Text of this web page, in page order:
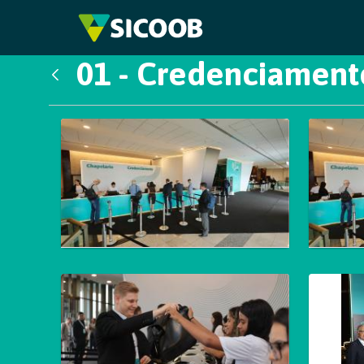
Pular para o Conteúdo principal
01 -
Galeria de Mídias